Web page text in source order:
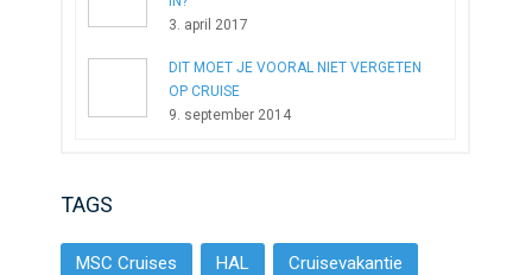
3. april 2017
DIT MOET JE VOORAL NIET VERGETEN
OP CRUISE
9. september 2014
TAGS
MSC Cruises HAL Cruisevakantie